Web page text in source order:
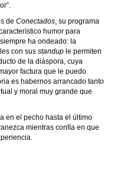
de Conectados, su programa
humor para
ha ondeado: la
con sus standup le permiten
de la diáspora, cuya
factura que le puedo
es habernos arrancado tanto
y moral muy grande que
en el pecho hasta el último
mientras confía en que